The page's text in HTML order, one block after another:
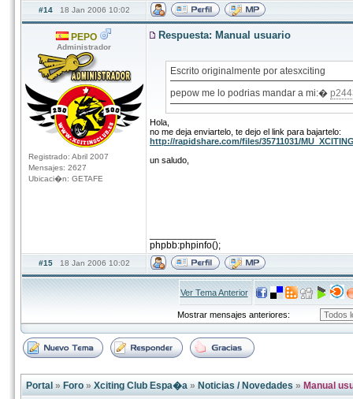
#14 18 Jan 2006 10:02
PEPO
Administrador
Registrado: Abril 2007
Mensajes: 2627
Ubicaci�n: GETAFE
Respuesta: Manual usuario
Escrito originalmente por atesxciting
pepow me lo podrias mandar a mi:�
Hola,
no me deja enviartelo, te dejo el link para bajartelo:
http://rapidshare.com/files/35711031/
un saludo,
phpbb:phpinfo();
#15 18 Jan 2006 10:02
Ver Tema Anterior
Mostrar mensajes anteriores:
Portal » Foro » Xciting Club Espa�a » Noticias / Novedades » Manual